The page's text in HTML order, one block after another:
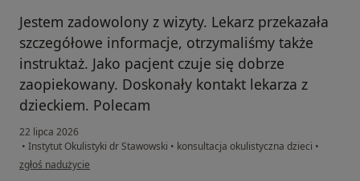
Jestem zadowolony z wizyty. Lekarz przekazała
szczegółowe informacje, otrzymaliśmy także
instruktaż. Jako pacjent czuje się dobrze
zaopiekowany. Doskonały kontakt lekarza z
dzieckiem. Polecam
22 lipca 2026
• Instytut Okulistyki dr Stawowski • konsultacja okulistyczna dzieci •
w opinii użytkownika MM
zgłoś nadużycie